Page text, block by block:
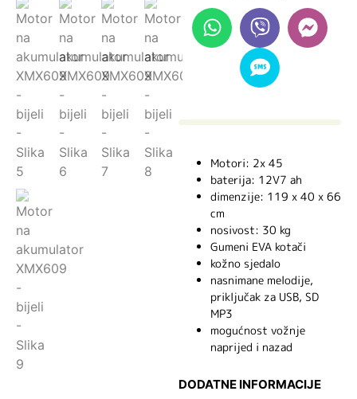
Motori: 2x 45
baterija: 12V7 ah
dimenzije: 119 x 40 x 66
cm
nosivost: 30 kg
Gumeni EVA kotači
kožno sjedalo
nasnimane melodije,
priključak za USB, SD
MP3
mogućnost vožnje
naprijed i nazad
DODATNE INFORMACIJE